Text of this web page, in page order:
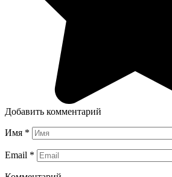
Добавить комментарий
Имя *
Email *